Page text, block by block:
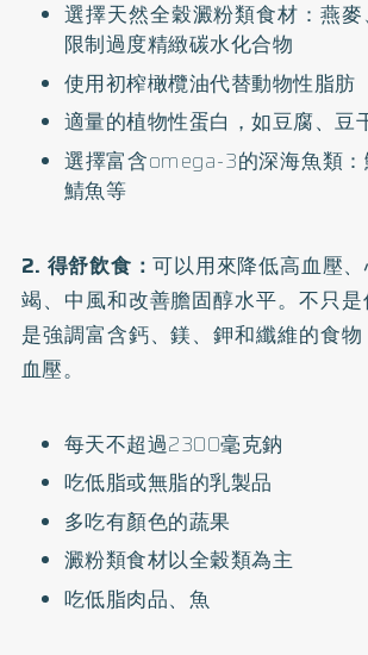
選擇天然全穀澱粉類食材：燕麥
限制過度精緻碳水化合物
使用初榨橄欖油代替動物性脂肪
適量的植物性蛋白，如豆腐、豆
選擇富含omega-3的深海魚類：
鯖魚等
2. 得舒飲食：可以用來降低高血壓
竭、中風和改善膽固醇水平。不只
是強調富含鈣、鎂、鉀和纖維的食
血壓。
每天不超過2300毫克鈉
吃低脂或無脂的乳製品
多吃有顏色的蔬果
澱粉類食材以全穀類為主
吃低脂肉品、魚